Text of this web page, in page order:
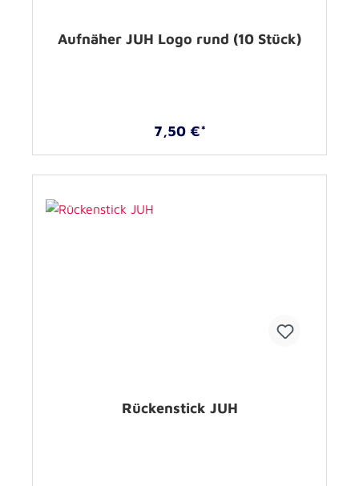
Aufnäher JUH Logo rund (10 Stück)
7,50 €*
Rückenstick JUH